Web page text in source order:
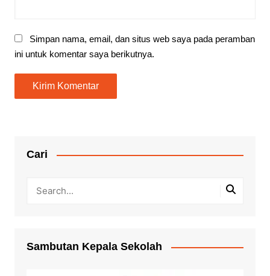
Simpan nama, email, dan situs web saya pada peramban
ini untuk komentar saya berikutnya.
Cari
Sambutan Kepala Sekolah